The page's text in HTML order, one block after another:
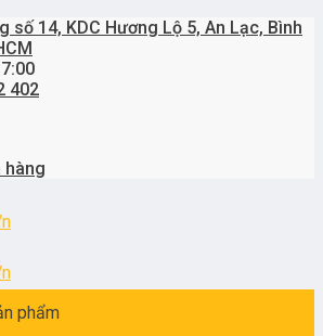
số 14, KDC Hương Lộ 5, An Lạc, Bình
402
hàng
phẩm